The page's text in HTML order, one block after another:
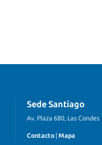
Sede Santiago
Av. Plaza 680, Las Condes
Contacto | Mapa